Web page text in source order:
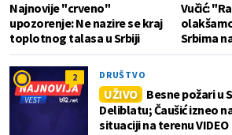
Najnovije "crveno"
upozorenje: Ne nazire se kraj
toplotnog talasa u Srbiji
Vučić:
Srbima
2 DRUŠTVO
UŽIVO
Besne požari u
Deliblatu; Čaušić izneo
situaciji na terenu VIDEO